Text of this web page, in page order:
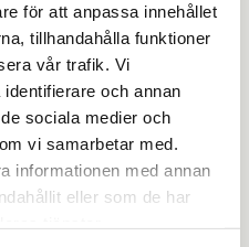
för att anpassa innehållet
tillhandahålla funktioner
vår trafik. Vi
och annan
sociala medier och
vi samarbetar med.
informationen med annan
eller som de har
upp till 3,8m vilket ger en
2,3-3,8m +
WW 1/4"F